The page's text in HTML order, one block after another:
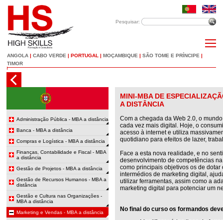
Pesquisar:
ANGOLA | CABO VERDE | PORTUGAL | MOÇAMBIQUE | SÃO TOME E PRÍNCIPE |
TIMOR
Administração Pública - MBA a distância
Banca - MBA a distância
Compras e Logística - MBA a distância
Finanças, Contabilidade e Fiscal - MBA
a distância
Gestão de Projetos - MBA a distância
Gestão de Recursos Humanos - MBA a
distância
Gestão e Cultura nas Organizações -
MBA a distância
Marketing e Vendas - MBA a distância
MINI-MBA DE
A DISTÂNCIA
Com a chegada da Web 2.0, o
cada vez mais digital. Hoje, o
acesso à internet e utiliza
quotidiano para efeitos de lazer,
Face a esta nova realidade, e no
desenvolvimento de competências
como principais objetivos os de
intermédios de marketing digital,
utilizar ferramentas, assim como a
marketing digital para potenciar um
No final do curso os formandos